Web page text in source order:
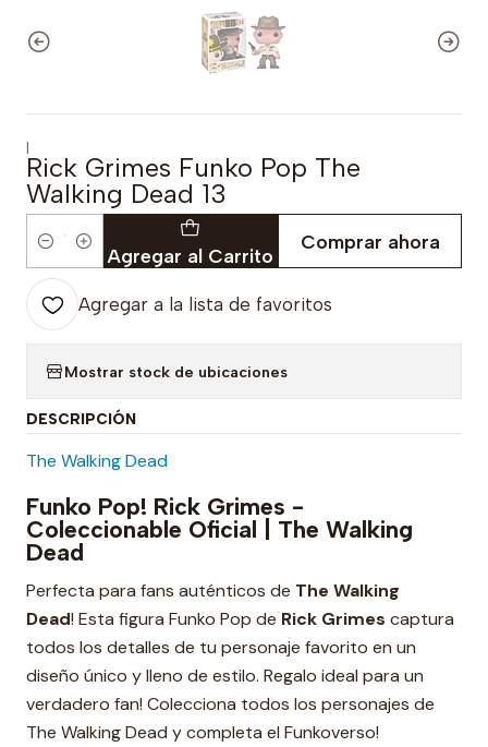
|
Rick Grimes Funko Pop The
Walking Dead 13
Cantidad Agregar al Carrito
Comprar ahora
Agregar a la lista de favoritos
Mostrar stock de ubicaciones
DESCRIPCIÓN
The Walking Dead
Funko Pop! Rick Grimes -
Coleccionable Oficial | The Walking
Dead
Perfecta para fans auténticos de The Walking
Dead! Esta figura Funko Pop de Rick Grimes captura
todos los detalles de tu personaje favorito en un
diseño único y lleno de estilo. Regalo ideal para un
verdadero fan! Colecciona todos los personajes de
The Walking Dead y completa el Funkoverso!